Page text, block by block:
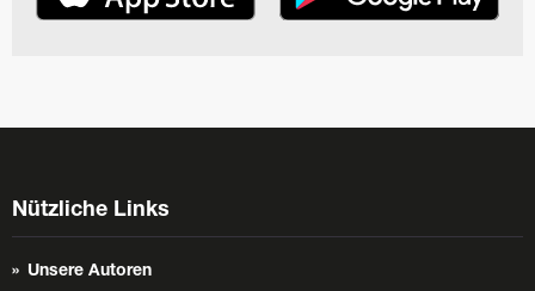
Nützliche Links
Unsere Autoren